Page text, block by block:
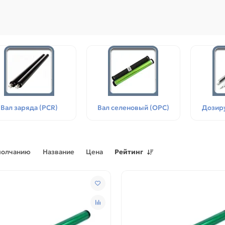
08.07.2026
Вал заряда (PCR) Вал селеновый (OPC)
Название Цена Рейтинг